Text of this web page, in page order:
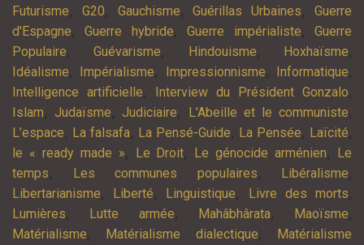
Futurisme, G20, Gauchisme,Guérillas Urbaines,Guerre
d'Espagne,Guerre hybride,Guerre impérialiste,Guerre
Populaire,Guévarisme, Hindouisme, Hoxhaïsme,
Idéalisme, Impérialisme, Impressionnisme, Informatique,
Intelligence artificielle, Interview du Président Gonzalo,
Islam, Judaïsme, Judiciaire, L'Abeille et le communiste,
L’espace, La falsafa, La Pensé-Guide, La Pensée, Laïcité,
le « ready made », Le Droit, Le génocide arménien,
Le
temps, Les communes populaires, Libéralisme,
Libertarianisme, Liberté, Linguistique, Livre des morts,
Lumières, Lutte armée, Mahâbhârata, Maoïsme,
Matérialisme, Matérialisme dialectique,
Matérialisme